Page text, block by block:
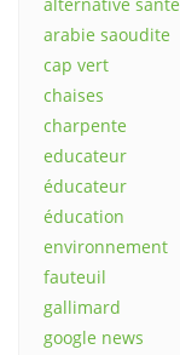
arabie saoudite
cap vert
chaises
charpente
educateur
éducateur
éducation
environnement
fauteuil
gallimard
google news